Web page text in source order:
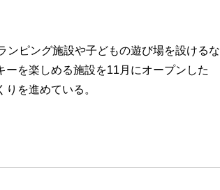
ンピング施設や子どもの遊び場を設けるな
を楽しめる施設を11月にオープンした
を進めている。